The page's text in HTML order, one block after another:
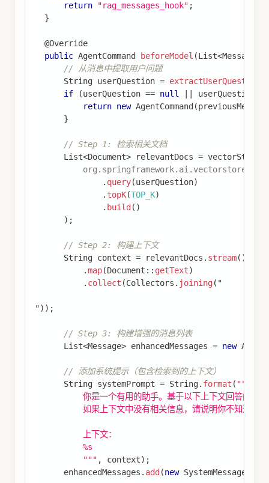
return
"rag_messages_hook" ;
}
@Override
public AgentCommand beforeModel (List<Message
// 从消息中提取用户问题
String userQuestion = extractUserQuestion
if
(userQuestion == null userQuestion
return new AgentCommand (
}
// Step 1: 检索相关文档
List<Document> relevantDocs = vectorStore
org . springframework. ai. vectorstore
. query(userQuestion)
. topK(TOP_K)
. build ( )
) ;
// Step 2: 构建上下文
String context = relevantDocs . stream( )
.map(Document :: getText)
. collect (Collectors . joining( "
") ) ;
// Step 3: 构建增强的消息列表
List<Message> enhancedMessages = new
// 添加系统提示（包含检索到的上下文）
String systemPrompt = String. format ( """
          你是一个有用的助手。基于以下上下文回答问题。
          如果上下文中没有相关信息，请说明你不知道。
          上下文：
          %s
          """
, context) ;
      enhancedMessages
. add (new SystemMessage